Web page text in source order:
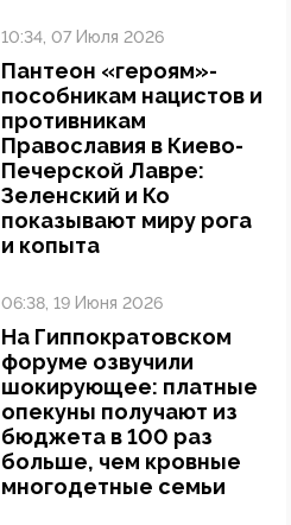
10:34, 07 Июля 2026
Пантеон «героям»-
пособникам нацистов и
противникам
Православия в Киево-
Печерской Лавре:
Зеленский и Ко
показывают миру рога
и копыта
06:38, 19 Июня 2026
На Гиппократовском
форуме озвучили
шокирующее: платные
опекуны получают из
бюджета в 100 раз
больше, чем кровные
многодетные семьи